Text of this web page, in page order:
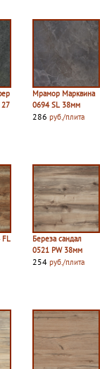
Мрамор Марквина
0694 SL 38мм
286 руб./плита
FL
Береза сандал
0521 PW 38мм
254 руб./плита